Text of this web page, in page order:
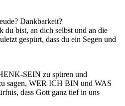
Dankbarkeit?
du bist, an dich selbst und an die
gespürt, dass du ein Segen und
SEIN zu spüren und
sagen, WER ICH BIN und WAS
dass Gott ganz tief in uns